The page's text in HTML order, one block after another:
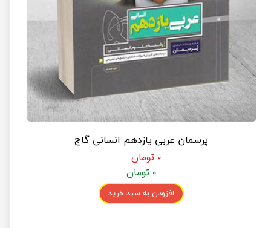
پرسمان عربی یازدهم انسانی گاج
۰ تومان
۰ تومان
افزودن به سبد خرید